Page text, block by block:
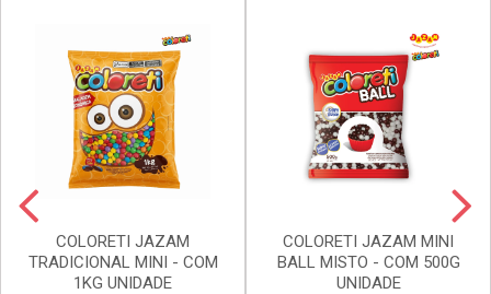
COLORETI JAZAM
TRADICIONAL MINI - COM
1KG UNIDADE
COLORETI JAZAM MINI
BALL MISTO - COM 500G
UNIDADE